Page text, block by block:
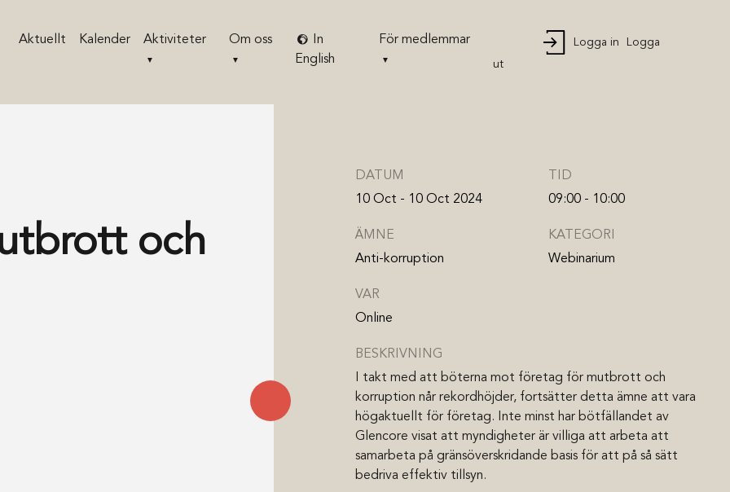
Aktuellt Kalender Aktiviteter Om oss
In
English
För medlemmar Logga in
Logga
ut
och
DATUM
10 Oct - 10 Oct 2024
TID
09:00 - 10:00
ÄMNE
Anti-korruption
KATEGORI
Webinarium
VAR
Online
BESKRIVNING
I takt med att böterna mot företag för mutbrott och
korruption når rekordhöjder, fortsätter detta ämne att vara
högaktuellt för företag. Inte minst har bötfällandet av
Glencore visat att myndigheter är villiga att arbeta att
samarbeta på gränsöverskridande basis för att på så sätt
bedriva effektiv tillsyn.